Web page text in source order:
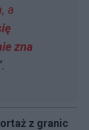
a
zna
.
z granic